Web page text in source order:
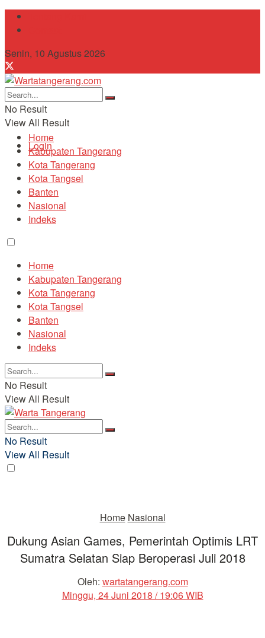
Senin, 10 Agustus 2026
No Result
View All Result
Login
Home
Kabupaten Tangerang
Kota Tangerang
Kota Tangsel
Banten
Nasional
Indeks
Home
Kabupaten Tangerang
Kota Tangerang
Kota Tangsel
Banten
Nasional
Indeks
No Result
View All Result
No Result
View All Result
Home Nasional
Dukung Asian Games, Pemerintah Optimis LRT
Sumatra Selatan Siap Beroperasi Juli 2018
Oleh: wartatangerang.com
Minggu, 24 Juni 2018 / 19:06 WIB